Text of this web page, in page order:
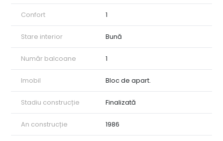
Confort 1
Stare interior Bună
Număr balcoane 1
Imobil Bloc de apart.
Stadiu construcție Finalizată
An construcție 1986